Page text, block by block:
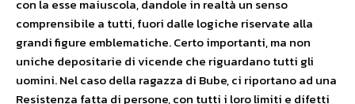
con la esse maiuscola, dandole in realtà un senso
comprensibile a tutti, fuori dalle logiche riservate alla
grandi figure emblematiche. Certo importanti, ma non
uniche depositarie di vicende che riguardano tutti gli
uomini. Nel caso della ragazza di Bube, ci riportano ad una
Resistenza fatta di persone, con tutti i loro limiti e difetti